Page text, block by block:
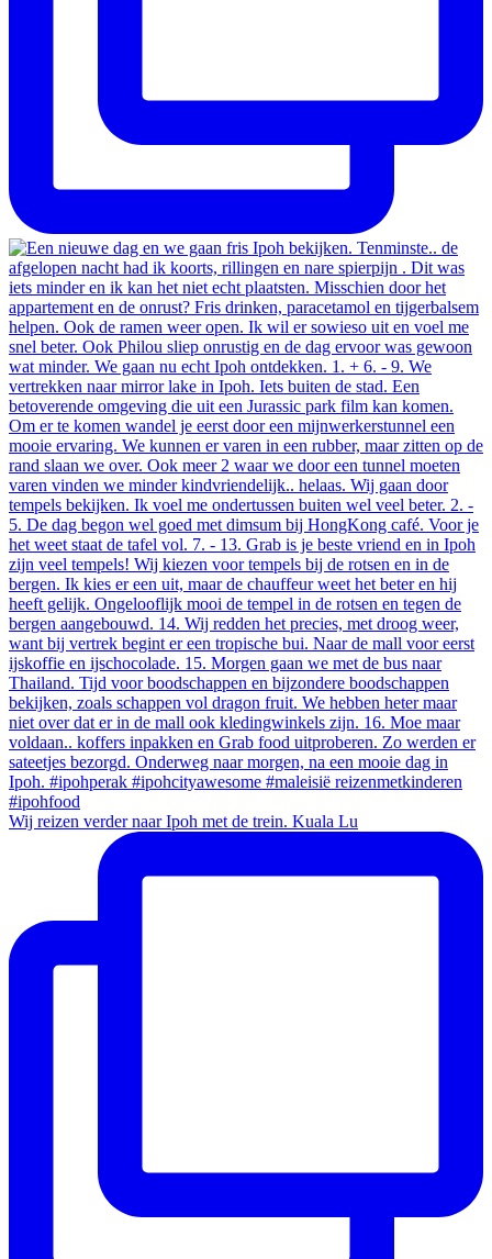
Wij reizen verder naar Ipoh met de trein. Kuala Lu